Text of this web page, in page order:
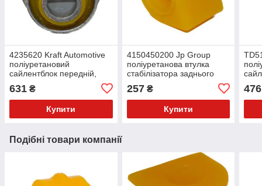
4235620 Kraft Automotive
поліуретановий
сайлентблок передній,
PolyBush (аналог) v17
631 ₴
Купити
4150450200 Jp Group
поліуретанова втулка
стабілізатора заднього
257₴
Купити
v17
476
Подібні товари компанії